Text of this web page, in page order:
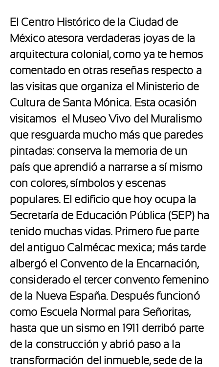
El Centro Histórico de la Ciudad de
México atesora verdaderas joyas de la
arquitectura colonial, como ya te hemos
comentado en otras reseñas respecto a
las visitas que organiza el Ministerio de
Cultura de Santa Mónica. Esta ocasión
visitamos el Museo Vivo del Muralismo
que resguarda mucho más que paredes
pintadas: conserva la memoria de un
país que aprendió a narrarse a sí mismo
con colores, símbolos y escenas
populares. El edificio que hoy ocupa la
Secretaría de Educación Pública (SEP) ha
tenido muchas vidas. Primero fue parte
del antiguo Calmécac mexica; más tarde
albergó el Convento de la Encarnación,
considerado el tercer convento femenino
de la Nueva España. Después funcionó
como Escuela Normal para Señoritas,
hasta que un sismo en 1911 derribó parte
de la construcción y abrió paso a la
transformación del inmueble, sede de la